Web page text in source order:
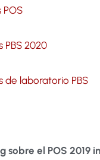
PBS 2020
de laboratorio PBS
sobre el POS 2019